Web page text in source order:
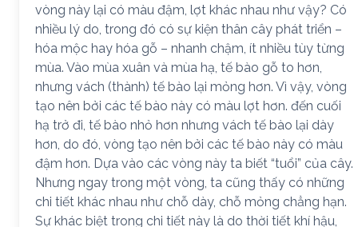
vòng này lại có màu đậm, lợt khác nhau như vậy? Có
nhiều lý do, trong đó có sự kiện thân cây phát triển –
hóa mộc hay hóa gỗ – nhanh chậm, ít nhiều tùy từng
mùa. Vào mùa xuân và mùa hạ, tế bào gỗ to hơn,
nhưng vách (thành) tế bào lại mỏng hơn. Vì vậy, vòng
tạo nên bởi các tế bào này có màu lợt hơn. đến cuối
hạ trở đi, tế bào nhỏ hơn nhưng vách tế bào lại dày
hơn, do đó, vòng tạo nên bởi các tế bào này có màu
đậm hơn. Dựa vào các vòng này ta biết “tuổi” của cây.
Nhưng ngay trong một vòng, ta cũng thấy có những
chi tiết khác nhau như chỗ dày, chỗ mỏng chẳng hạn.
Sự khác biệt trong chi tiết này là do thời tiết khí hậu,